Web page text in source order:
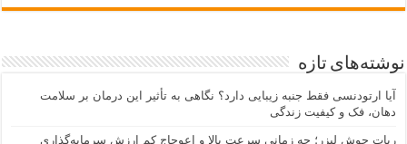
نوشته‌های تازه
آیا ارتودنسی فقط جنبه زیبایی دارد؟ نگاهی به تأثیر این درمان بر سلامت
دهان، فک و کیفیت زندگی
ربات جوش لیزر؛ چه زمانی سرعت بالا و اعوجاج کم ارزش سرمایه‌گذاری